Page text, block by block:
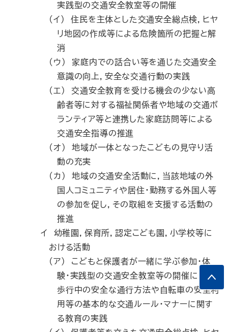
実践型の交通安全教室等の開催
(イ) 住民を主体とした交通安全総点検，ヒヤ
リ地図の作成等による危険箇所の把握と解
消
(ウ) 家庭内での話合い等を通じた交通安全
意識の向上，安全な交通行動の実践
(エ) 交通安全教育を受ける機会の少ない高
齢者等に対する福祉関係者や地域の交通ボ
ランティア等と連携した家庭訪問等による
交通安全指導の推進
(オ) 地域が一体となったこどもの見守り活
動の充実
(カ) 地域の交通安全活動に，当該地域の外
国人コミュニティや居住・勤務する外国人等
の参加を促し，その取組を支援する活動の
推進
イ 幼稚園，保育所，認定こども園，小学校等に
おける活動
(ア) こどもと保護者が一緒に学ぶ参加・体
験・実践型の交通安全教室等の開催による
歩行中の安全な通行方法や自転車の安全利
用等の基本的な交通ルール・マナーに関す
る教育の実践